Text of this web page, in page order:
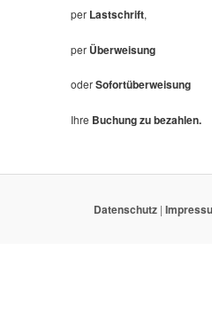
per Lastschrift,
per Überweisung
oderSofortüberweisung
Ihre Buchung zu bezahlen.
Datenschutz |